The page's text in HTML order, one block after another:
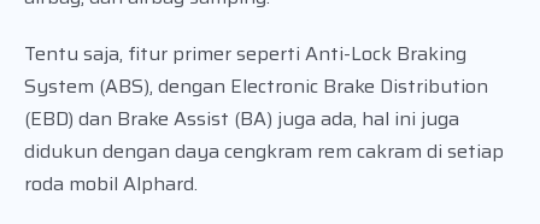
Tentu saja, fitur primer seperti Anti-Lock Braking
System (ABS), dengan Electronic Brake Distribution
(EBD) dan Brake Assist (BA) juga ada, hal ini juga
didukun dengan daya cengkram rem cakram di setiap
roda mobil Alphard.